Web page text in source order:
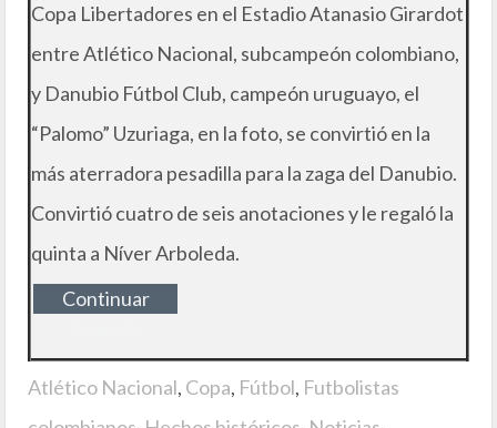
Copa Libertadores en el Estadio Atanasio Girardot
entre Atlético Nacional, subcampeón colombiano,
y Danubio Fútbol Club, campeón uruguayo, el
“Palomo” Uzuriaga, en la foto, se convirtió en la
más aterradora pesadilla para la zaga del Danubio.
Convirtió cuatro de seis anotaciones y le regaló la
quinta a Níver Arboleda.
Continuar
Atlético Nacional, Copa, Fútbol, Futbolistas